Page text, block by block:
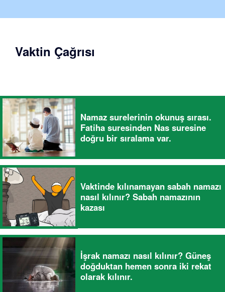
Vaktin Çağrısı
Namaz surelerinin okunuş sırası.
Fatiha suresinden Nas suresine
doğru bir sıralama var.
Vaktinde kılınamayan sabah namazı
nasıl kılınır? Sabah namazının
kazası
İşrak namazı nasıl kılınır? Güneş
doğduktan hemen sonra iki rekat
olarak kılınır.